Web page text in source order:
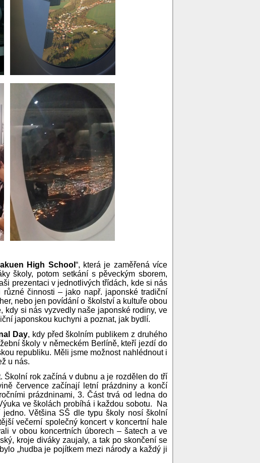
High School “, která je zaměřená více
školy, potom setkání s pěveckým sborem,
prezentaci v jednotlivých třídách, kde si nás
činnosti – jako např. japonské tradiční
nebo jen povídání o školství a kultuře obou
si nás vyzvedly naše japonské rodiny, ve
japonskou kuchyni a poznat, jak bydlí.
Day, kdy před školním publikem z druhého
školy v německém Berlíně, kteří jezdí do
republiku. Měli jsme možnost nahlédnout i
u nás.
Školní rok začíná v dubnu a je rozdělen do tří
července začínají letní prázdniny a končí
prázdninami, 3. Část trvá od ledna do
ve školách probíhá i každou sobotu. Na
Většina SŠ dle typu školy nosí školní
večerní společný koncert v koncertní hale
v obou koncertních úborech – šatech a ve
kroje diváky zaujaly, a tak po skončení se
„hudba je pojítkem mezi národy a každý ji